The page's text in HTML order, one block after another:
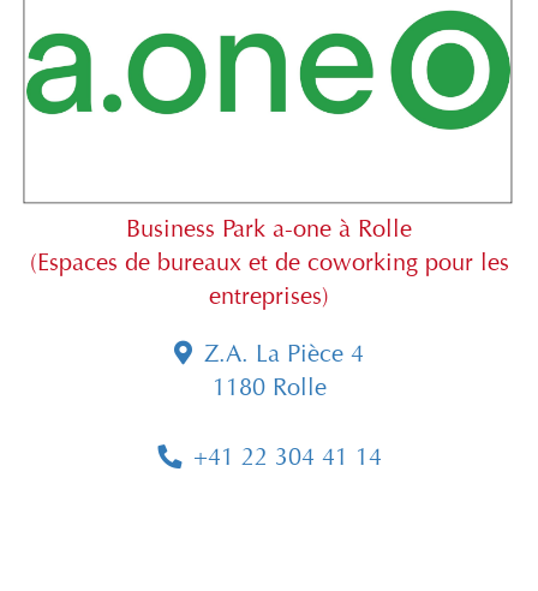
Business Park a-one à Rolle
(Espaces de bureaux et de coworking pour les
entreprises)
Z.A. La Pièce 4
1180 Rolle
+41 22 304 41 14